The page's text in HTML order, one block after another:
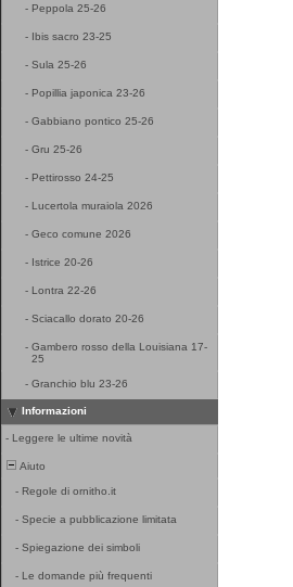
- Peppola 25-26
- Ibis sacro 23-25
- Sula 25-26
- Popillia japonica 23-26
- Gabbiano pontico 25-26
- Gru 25-26
- Pettirosso 24-25
- Lucertola muraiola 2026
- Geco comune 2026
- Istrice 20-26
- Lontra 22-26
- Sciacallo dorato 20-26
- Gambero rosso della Louisiana 17-
25
- Granchio blu 23-26
Informazioni
- Leggere le ultime novità
Aiuto
- Regole di ornitho.it
- Specie a pubblicazione limitata
- Spiegazione dei simboli
- Le domande più frequenti